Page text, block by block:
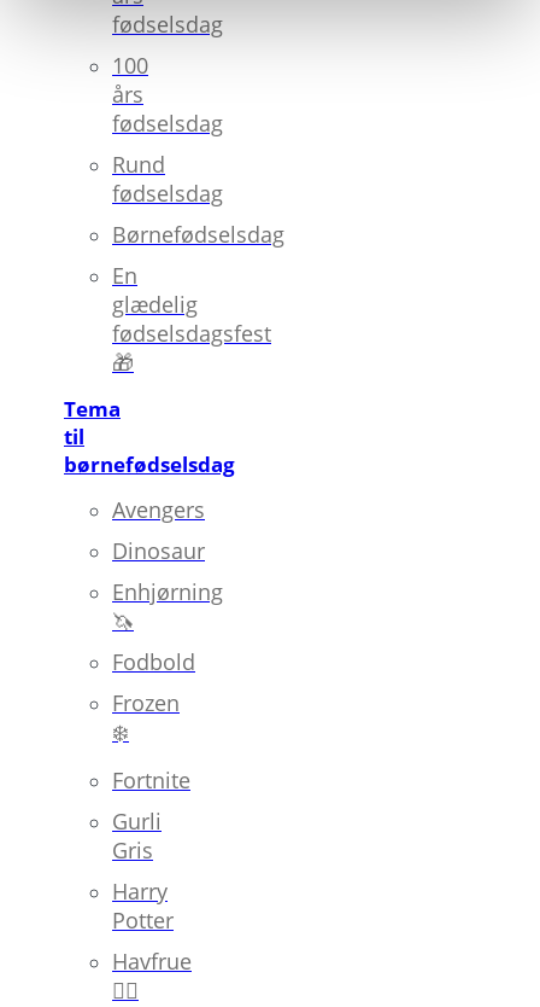
fødselsdag
100
års
fødselsdag
Rund
fødselsdag
Børnefødselsdag
En
glædelig
fødselsdagsfest
🎁
Tema
til
børnefødselsdag
Avengers
Dinosaur
Enhjørning
🦄
Fodbold
Frozen
❄️
Fortnite
Gurli
Gris
Harry
Potter
Havfrue
🧜‍♀️